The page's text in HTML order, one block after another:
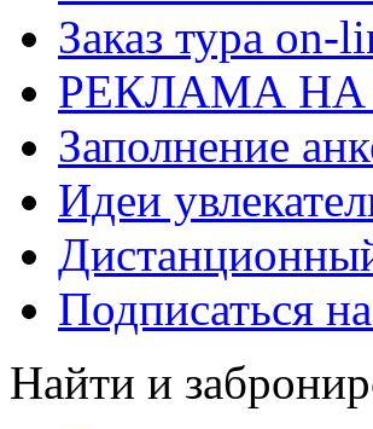
Заказ тура on-
РЕКЛАМА НА
Заполнение
Идеи
Подписаться
Найти и